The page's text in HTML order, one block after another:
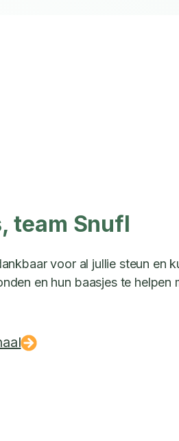
team Snufl
voor al jullie steun en
en hun baasjes te helpen